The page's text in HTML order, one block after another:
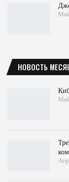
НОВОСТЬ